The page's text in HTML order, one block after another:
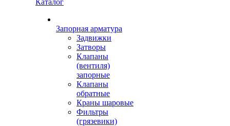
Каталог
Запорная арматура
Задвижки
Затворы
Клапаны
(вентиля)
запорные
Клапаны
обратные
Краны шаровые
Фильтры
(грязевики)